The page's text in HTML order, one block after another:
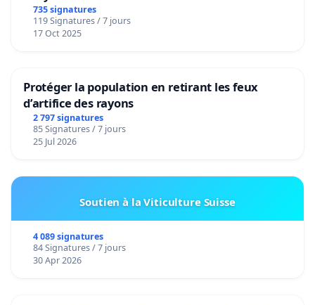
de notre territoire »
735 signatures
119 Signatures / 7 jours
17 Oct 2025
Protéger la population en retirant les feux
d’artifice des rayons
2 797 signatures
85 Signatures / 7 jours
25 Jul 2026
Soutien à la Viticulture Suisse
4 089 signatures
84 Signatures / 7 jours
30 Apr 2026